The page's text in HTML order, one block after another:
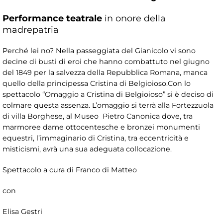
Performance teatrale in onore della
madrepatria
Perché lei no? Nella passeggiata del Gianicolo vi sono
decine di busti di eroi che hanno combattuto nel giugno
del 1849 per la salvezza della Repubblica Romana, manca
quello della principessa Cristina di Belgioioso.Con lo
spettacolo “Omaggio a Cristina di Belgioioso” si è deciso di
colmare questa assenza. L’omaggio si terrà alla Fortezzuola
di villa Borghese, al Museo Pietro Canonica dove, tra
marmoree dame ottocentesche e bronzei monumenti
equestri, l’immaginario di Cristina, tra eccentricità e
misticismi, avrà una sua adeguata collocazione.
Spettacolo a cura di Franco di Matteo
con
Elisa Gestri